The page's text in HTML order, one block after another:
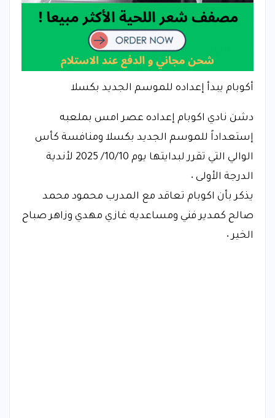
أكوبام يبدأ إعداده للموسم الجديد بكسلا
دشن نادي اكوبام إعداده عصر امس بملعبه
إستعداداً للموسم الجديد بكسلا ومنافسة كأس
الوالي التي تقرر لبدايتها يوم 10/10/ 2025 لأندية
الدرجة الأولى ٠
يذكر بأن اكوبام تعاقد مع المدرب محمود محمد
صالح كمدير فني ومساعديه غازي مهدي وزاهر صباح
الخير ٠